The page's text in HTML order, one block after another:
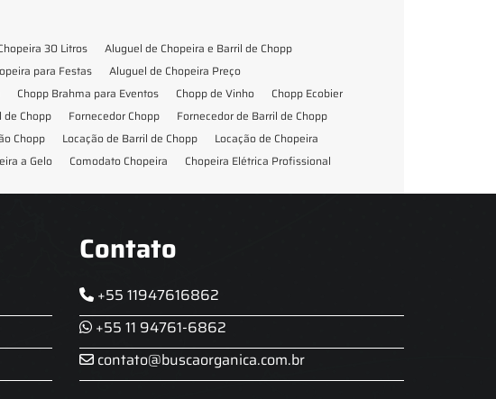
30 Litros
Aluguel de Chopeira e Barril de Chopp
para Festas
Aluguel de Chopeira Preço
Chopp Brahma para Eventos Chopp de Vinho
Chopp Ecobier
de Chopp Fornecedor Chopp
Fornecedor de Barril de Chopp
Chopp Locação de Barril de Chopp
Locação de Chopeira
a Gelo Comodato Chopeira
Chopeira Elétrica Profissional
Contato
+55 11947616862
+55 11 94761-6862
contato@buscaorganica.com.br